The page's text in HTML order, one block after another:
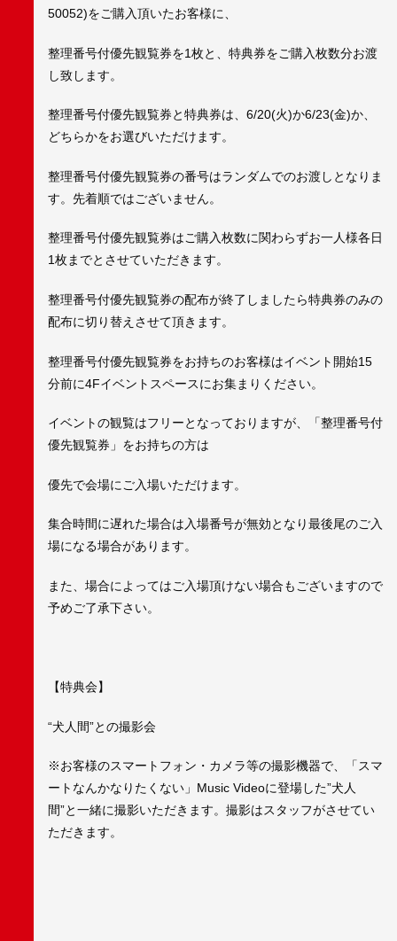
50052)をご購入頂いたお客様に、
整理番号付優先観覧券を1枚と、特典券をご購入枚数分お渡
し致します。
整理番号付優先観覧券と特典券は、6/20(火)か6/23(金)か、
どちらかをお選びいただけます。
整理番号付優先観覧券の番号はランダムでのお渡しとなりま
す。先着順ではございません。
整理番号付優先観覧券はご購入枚数に関わらずお一人様各日
1枚までとさせていただきます。
整理番号付優先観覧券の配布が終了しましたら特典券のみの
配布に切り替えさせて頂きます。
整理番号付優先観覧券をお持ちのお客様はイベント開始15
分前に4Fイベントスペースにお集まりください。
イベントの観覧はフリーとなっておりますが、「整理番号付
優先観覧券」をお持ちの方は
優先で会場にご入場いただけます。
集合時間に遅れた場合は入場番号が無効となり最後尾のご入
場になる場合があります。
また、場合によってはご入場頂けない場合もございますので
予めご了承下さい。
【特典会】
“犬人間”との撮影会
※お客様のスマートフォン・カメラ等の撮影機器で、「スマ
ートなんかなりたくない」Music Videoに登場した”犬人
間”と一緒に撮影いただきます。撮影はスタッフがさせてい
ただきます。